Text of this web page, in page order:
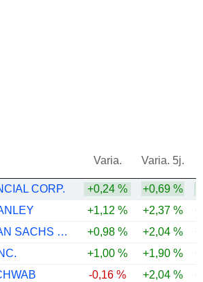
Varia. Varia. 5j.
CORP. +0,24 % +0,69 %
+1,12 % +2,37 %
THE GOLDMAN SACHS GROUP, INC.
+0,98 % +2,04 %
+1,00 % +1,90 %
-0,16 % +2,04 %